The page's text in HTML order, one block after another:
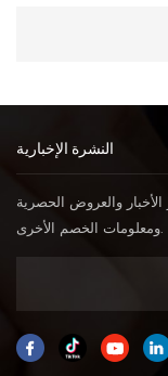
النشرة الإخبارية
والعروض الحصرية
ومعلومات الخصم الأخرى.